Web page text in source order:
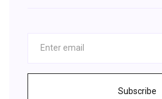
Subscribe